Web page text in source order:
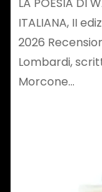
ITALIANA, II
2026
Lombardi,
Morcone…